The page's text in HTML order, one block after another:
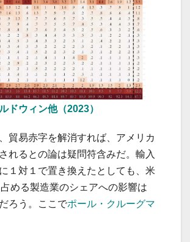
ドウィン他（2023）
貿易赤字を解消すれば、アメリカ
れるとの論は疑問符含みだ。輸入
１対１で置き換えたとしても、米
める製造業のシェアへの影響は
ろう。ここでポール・クルーグマ